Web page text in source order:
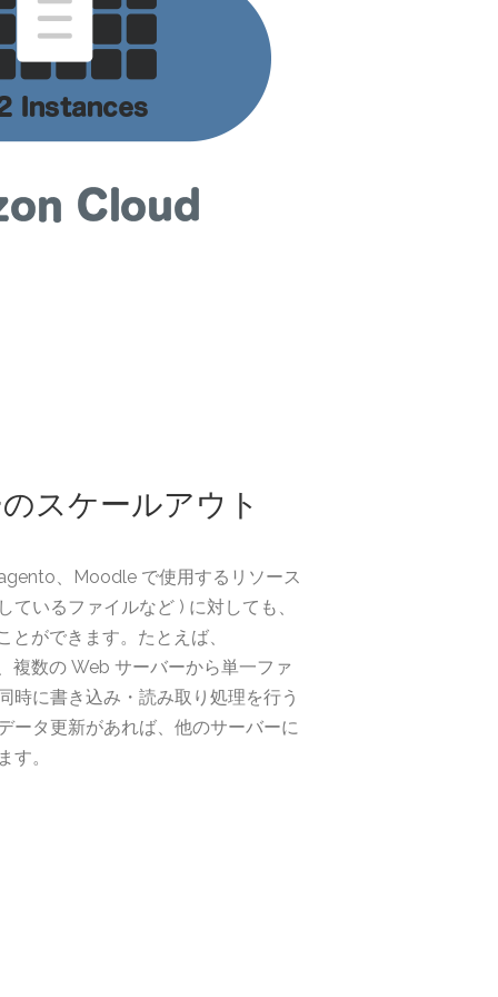
スケールアウト
、Moodle で使用するリソース
ているファイルなど ) に対しても、
ができます。たとえば、
複数の Web サーバーから単一ファ
時に書き込み・読み取り処理を行う
ータ更新があれば、他のサーバーに
す。